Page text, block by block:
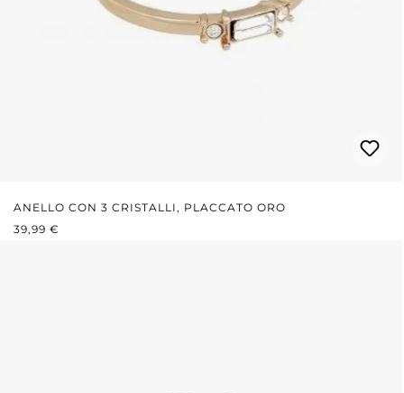
ANELLO CON 3 CRISTALLI, PLACCATO ORO
PREZZO NORMALE:
39,99 €